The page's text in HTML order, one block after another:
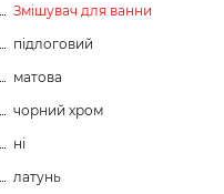
Змішувач для ванни
підлоговий
матова
чорний хром
ні
латунь